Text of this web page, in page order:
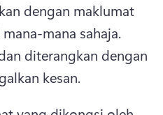
dengan maklumat
diterangkan dengan
kesan.